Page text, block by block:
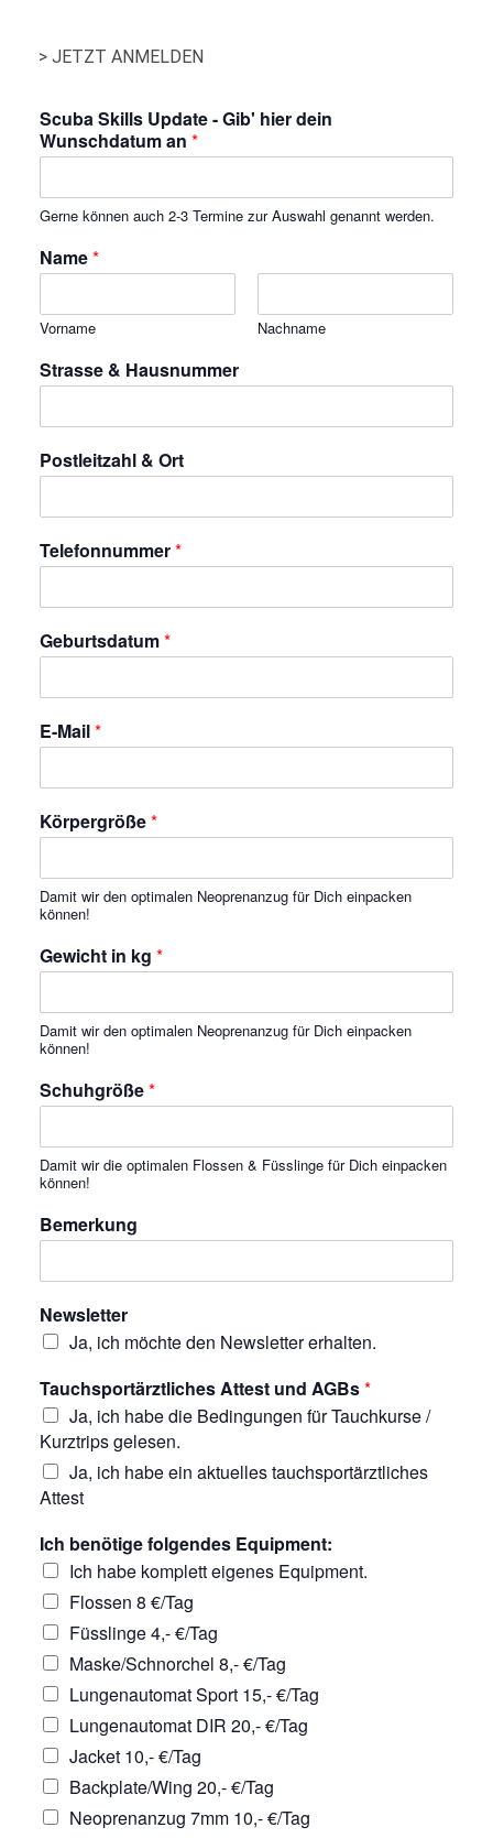
> JETZT ANMELDEN
Scuba Skills Update - Gib' hier dein
Wunschdatum an *
Gerne können auch 2-3 Termine zur Auswahl genannt werden.
Name*
Vorname Nachname
Strasse & Hausnummer
Postleitzahl & Ort
Telefonnummer*
Geburtsdatum*
E-Mail*
Körpergröße*
Damit wir den optimalen Neoprenanzug für Dich einpacken
können!
Gewicht in kg *
Damit wir den optimalen Neoprenanzug für Dich einpacken
können!
Schuhgröße*
Damit wir die optimalen Flossen & Füsslinge für Dich einpacken
können!
Bemerkung
Newsletter
Ja, ich möchte den Newsletter erhalten.
Tauchsportärztliches Attest und AGBs*
Ja, ich habe die Bedingungen für Tauchkurse /
Kurztrips gelesen.
Ja, ich habe ein aktuelles tauchsportärztliches
Attest
Ich benötige folgendes Equipment:
Ich habe komplett eigenes Equipment.
Flossen 8 €/Tag
Füsslinge 4,- €/Tag
Maske/Schnorchel 8,- €/Tag
Lungenautomat Sport 15,- €/Tag
Lungenautomat DIR 20,- €/Tag
Jacket 10,- €/Tag
Backplate/Wing 20,- €/Tag
Neoprenanzug 7mm 10,- €/Tag